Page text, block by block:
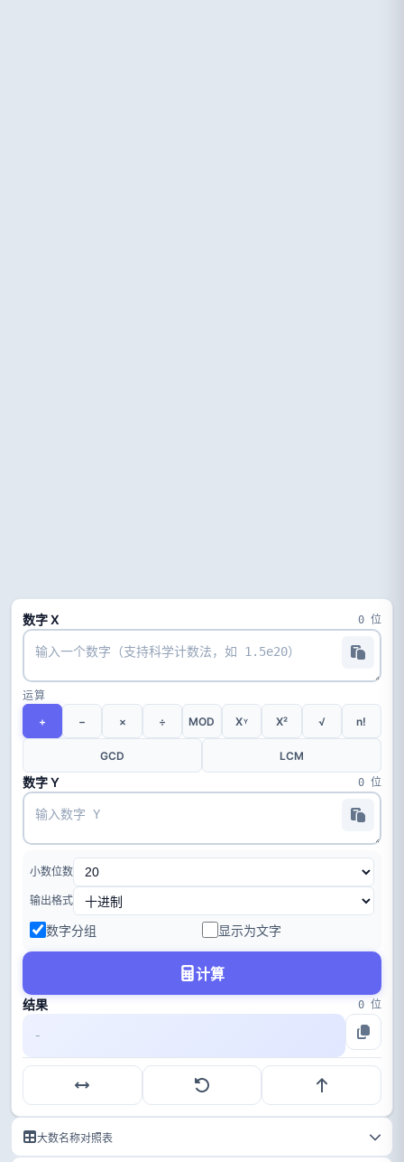
数字 X 0 位
运算
+
− × ÷ MOD XY X² √ n!
GCD LCM
数字 Y 0 位
小数位数
输出格式
数字分组 显示为文字
计算
结果 0 位
-
大数名称对照表